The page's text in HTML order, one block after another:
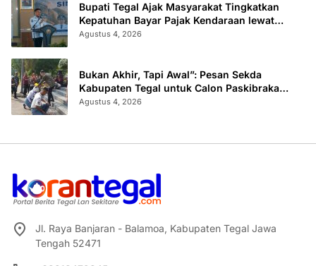
Bupati Tegal Ajak Masyarakat Tingkatkan
Kepatuhan Bayar Pajak Kendaraan lewat
“TULUS NGOPENI”
Agustus 4, 2026
Bukan Akhir, Tapi Awal”: Pesan Sekda
Kabupaten Tegal untuk Calon Paskibraka
2026
Agustus 4, 2026
Jl. Raya Banjaran - Balamoa, Kabupaten Tegal Jawa
Tengah 52471